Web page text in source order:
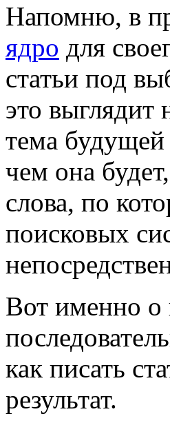
Напомню, в
ядро для
статьи под
это выглядит
тема будущей
чем она
слова, по
поисковых
Вот именно о
как писать
результат.